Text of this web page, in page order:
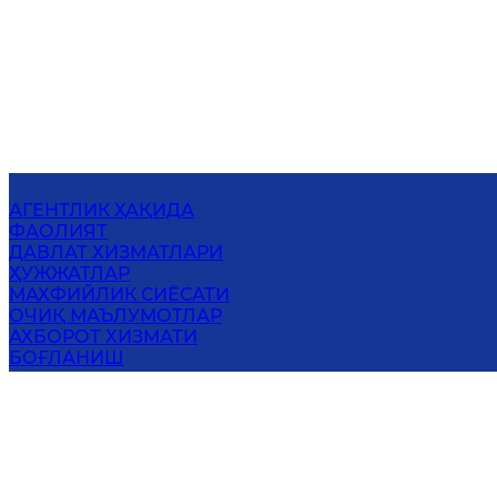
АГЕНТЛИК ҲАҚИДА
ФАОЛИЯТ
ДАВЛАТ ХИЗМАТЛАРИ
ҲУЖЖАТЛАР
MАХФИЙЛИК СИЁСАТИ
ОЧИҚ МАЪЛУМОТЛАР
АХБОРОТ ХИЗМАТИ
БОҒЛАНИШ